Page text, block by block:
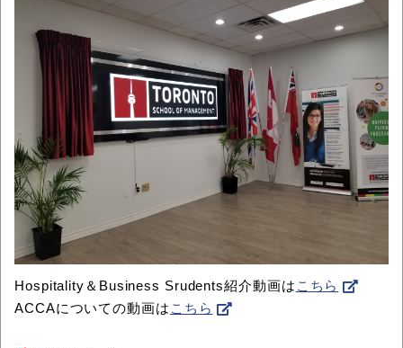
Hospitality＆Business Srudents紹介動画は こちら
ACCAについての動画は こちら